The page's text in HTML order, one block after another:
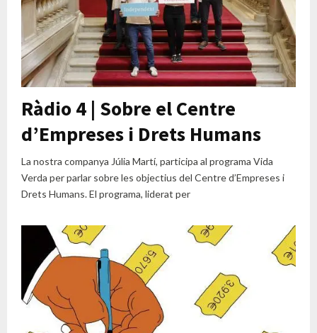
Ràdio 4 | Sobre el Centre
d’Empreses i Drets Humans
La nostra companya Júlia Martí, participa al programa Vida
Verda per parlar sobre les objectius del Centre d’Empreses i
Drets Humans. El programa, liderat per